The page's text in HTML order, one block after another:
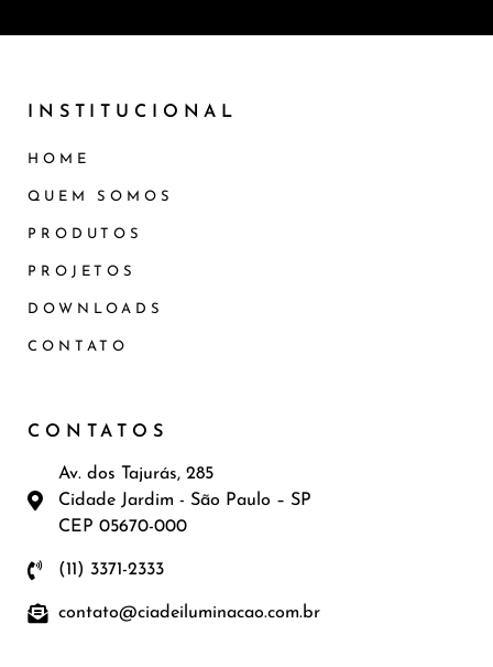
INSTITUCIONAL
HOME
QUEM SOMOS
PRODUTOS
PROJETOS
DOWNLOADS
CONTATO
CONTATOS
Av. dos Tajurás, 285
Cidade Jardim - São Paulo – SP
CEP 05670-000
(11) 3371-2333
contato@ciadeiluminacao.com.br